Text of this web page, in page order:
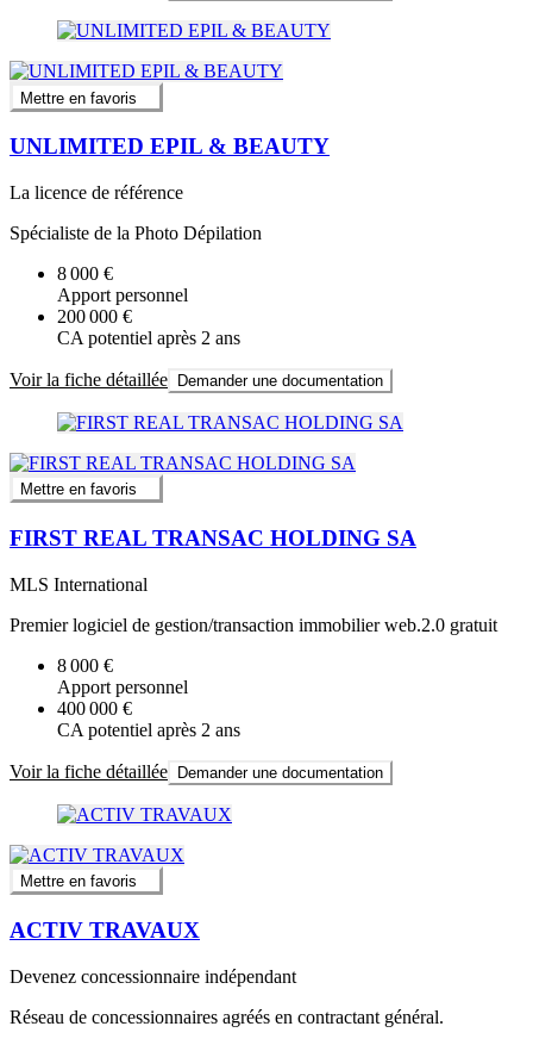
Mettre en favoris
UNLIMITED EPIL & BEAUTY
La licence de référence
Spécialiste de la Photo Dépilation
8 000 €
Apport personnel
200 000 €
CA potentiel après 2 ans
Voir la fiche détaillée Demander une documentation
Mettre en favoris
FIRST REAL TRANSAC HOLDING SA
MLS International
Premier logiciel de gestion/transaction immobilier web.2.0 gratuit
8 000 €
Apport personnel
400 000 €
CA potentiel après 2 ans
Voir la fiche détaillée Demander une documentation
Mettre en favoris
ACTIV TRAVAUX
Devenez concessionnaire indépendant
Réseau de concessionnaires agréés en contractant général.